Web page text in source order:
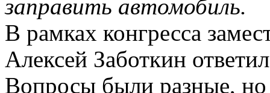
заправить автомобиль.
В рамках конгресса
Алексей Заботкин
Вопросы были разные, но